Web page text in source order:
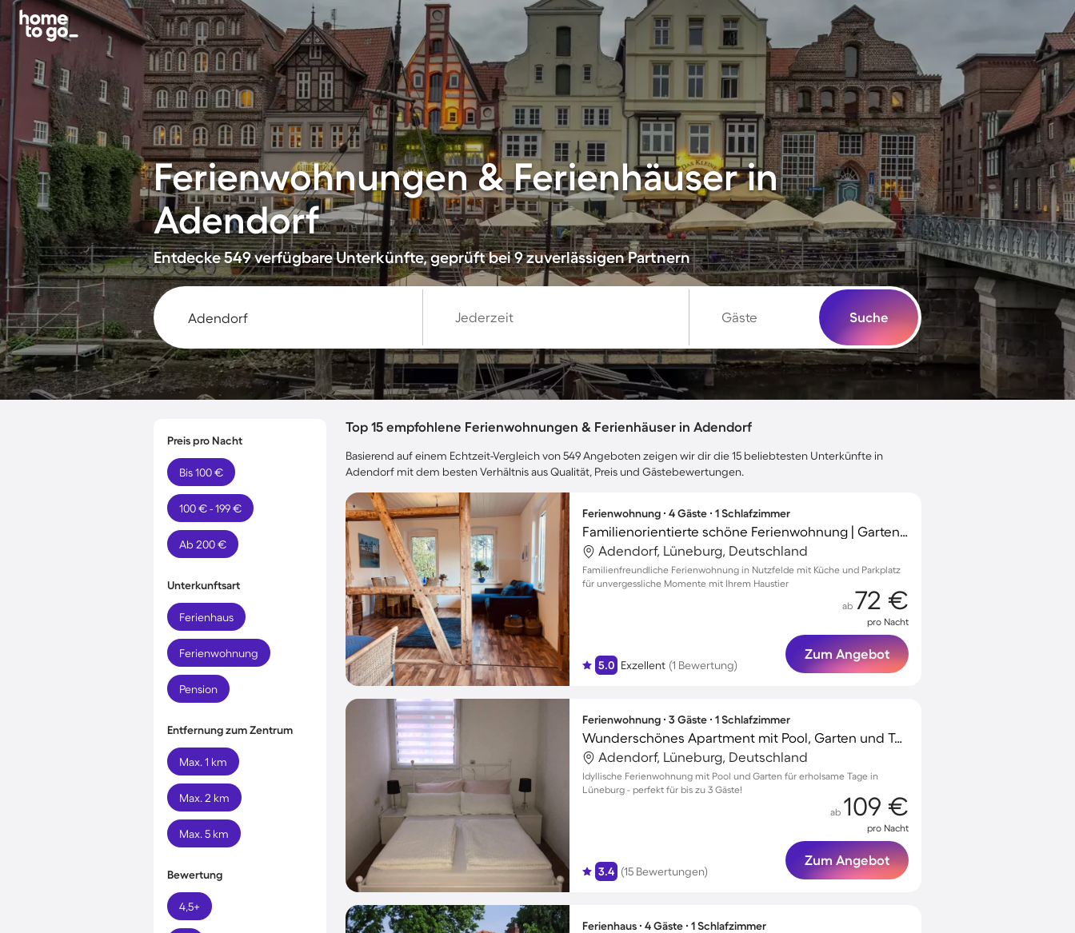
Ferienwohnungen & Ferienhäuser in
Adendorf
Entdecke 549 verfügbare Unterkünfte, geprüft bei 9 zuverlässigen Partnern
Jederzeit Gäste Suche
Preis pro Nacht
Bis 100 €
100 € - 199 €
Ab 200 €
Unterkunftsart
Ferienhaus
Ferienwohnung
Pension
Entfernung zum Zentrum
Max. 1 km
Max. 2 km
Max. 5 km
Bewertung
4,5+
Top 15 empfohlene Ferienwohnungen & Ferienhäuser in Adendorf
Basierend auf einem Echtzeit-Vergleich von 549 Angeboten zeigen wir dir die 15 beliebtesten Unterkünfte in
Adendorf mit dem besten Verhältnis aus Qualität, Preis und Gästebewertungen.
Ferienwohnung ∙ 4 Gäste ∙ 1 Schlafzimmer
Familienorientierte schöne Ferienwohnung | Gartenblick | Haustiere sind willkommen
Adendorf, Lüneburg, Deutschland
Familienfreundliche Ferienwohnung in Nutzfelde mit Küche und Parkplatz
für unvergessliche Momente mit Ihrem Haustier
5.0 Exzellent (1 Bewertung)
ab 72 €
pro Nacht
Zum Angebot
Ferienwohnung ∙ 3 Gäste ∙ 1 Schlafzimmer
Wunderschönes Apartment mit Pool, Garten und Terrasse
Adendorf, Lüneburg, Deutschland
Idyllische Ferienwohnung mit Pool und Garten für erholsame Tage in
Lüneburg - perfekt für bis zu 3 Gäste!
3.4 (15 Bewertungen)
ab 109 €
pro Nacht
Zum Angebot
Ferienhaus ∙ 4 Gäste ∙ 1 Schlafzimmer